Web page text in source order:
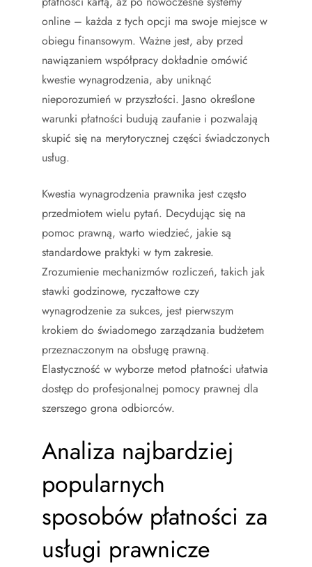
online – każda z tych opcji ma swoje miejsce w
obiegu finansowym. Ważne jest, aby przed
nawiązaniem współpracy dokładnie omówić
kwestie wynagrodzenia, aby uniknąć
nieporozumień w przyszłości. Jasno określone
warunki płatności budują zaufanie i pozwalają
skupić się na merytorycznej części świadczonych
usług.
Kwestia wynagrodzenia prawnika jest często
przedmiotem wielu pytań. Decydując się na
pomoc prawną, warto wiedzieć, jakie są
standardowe praktyki w tym zakresie.
Zrozumienie mechanizmów rozliczeń, takich jak
stawki godzinowe, ryczałtowe czy
wynagrodzenie za sukces, jest pierwszym
krokiem do świadomego zarządzania budżetem
przeznaczonym na obsługę prawną.
Elastyczność w wyborze metod płatności ułatwia
dostęp do profesjonalnej pomocy prawnej dla
szerszego grona odbiorców.
Analiza najbardziej
popularnych
sposobów płatności za
usługi prawnicze